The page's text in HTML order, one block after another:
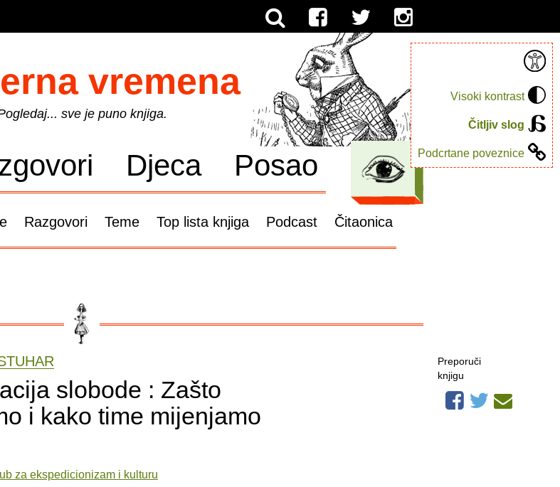
Visoki kontrast
Čitljiv slog
Podcrtane poveznice
vremena
sve je puno knjiga.
Djeca Posao
Razgovori Teme Top lista knjiga Podcast Čitaonica
slobode : Zašto
i kako time mijenjamo
za ekspedicionizam i kulturu
Preporuči
knjigu